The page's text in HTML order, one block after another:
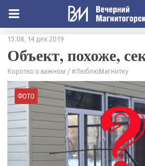
15:08, 14 дек 2019
Объект, похоже,
Коротко о важном / #ЛюблюМагнитку
ФОТО